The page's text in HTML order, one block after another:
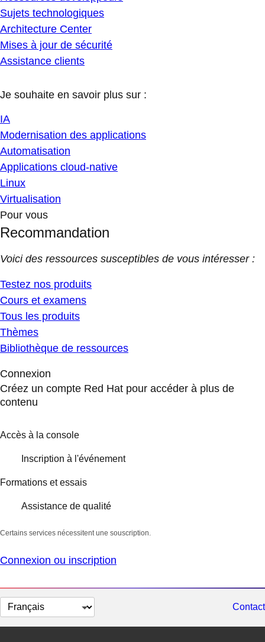
Sujets technologiques
Architecture Center
Mises à jour de sécurité
Assistance clients
Je souhaite en savoir plus sur :
IA
Modernisation des applications
Automatisation
Applications cloud-native
Linux
Virtualisation
Pour vous
Recommandation
Voici des ressources susceptibles de vous intéresser :
Testez nos produits
Cours et examens
Tous les produits
Thèmes
Bibliothèque de ressources
Connexion
Créez un compte Red Hat pour accéder à plus de
contenu
Accès à la console
Inscription à l'événement
Formations et essais
Assistance de qualité
Certains services nécessitent une souscription.
Connexion ou inscription
Changer
la
Contact